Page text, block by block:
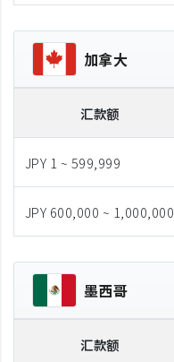
加拿大
汇款额
JPY 1 ~ 599,999
JPY 600,000 ~ 1,000,000
墨西哥
汇款额